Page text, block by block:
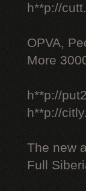
h**p://
OPVA,
More
h**p://
h**p://
The new
Full